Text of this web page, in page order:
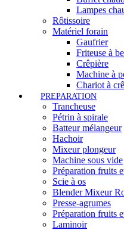
Lampes
Rôtissoire
Matériel forain
Gaufrier
Friteuse à
Crêpière
Machine à
Chariot à
PREPARATION
Trancheuse
Pétrin à spirale
Batteur mélangeur
Hachoir
Mixeur plongeur
Machine sous vide
Préparation fruits
Scie à os
Blender Mixeur
Presse-agrumes
Préparation fruits
Laminoir